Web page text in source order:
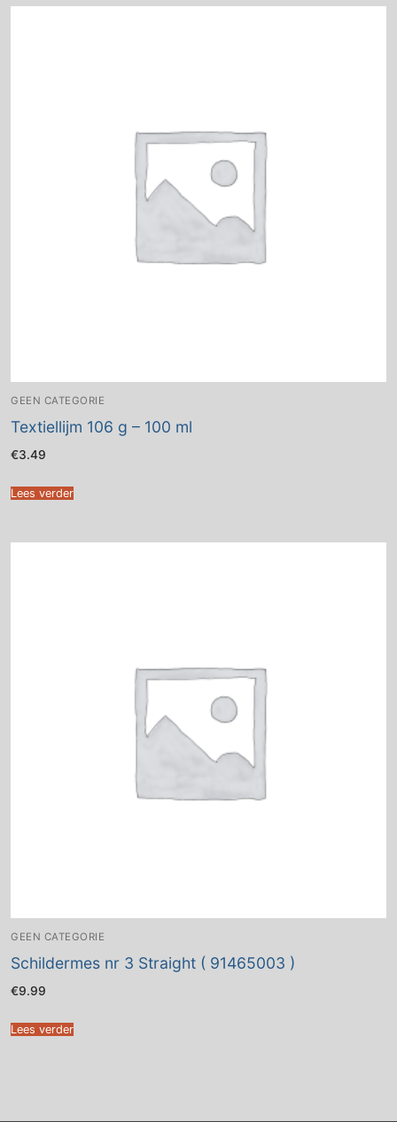
GEEN CATEGORIE
Textiellijm 106 g – 100 ml
€3.49
Lees verder
GEEN CATEGORIE
Schildermes nr 3 Straight ( 91465003 )
€9.99
Lees verder